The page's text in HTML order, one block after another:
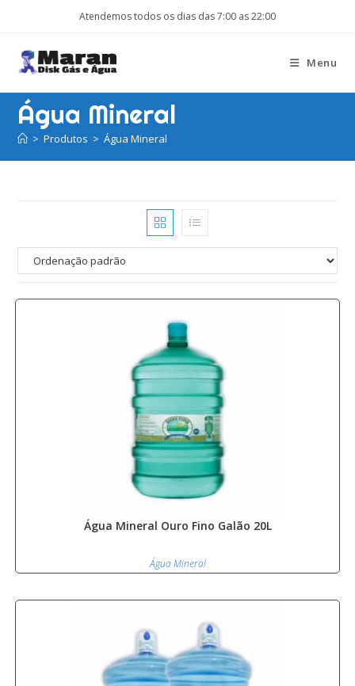
conteúdo
Atendemos todos os dias das 7:00 as 22:00
Menu
Água Mineral
> Produtos > Água Mineral
Água Mineral Ouro Fino Galão 20L
Água Mineral